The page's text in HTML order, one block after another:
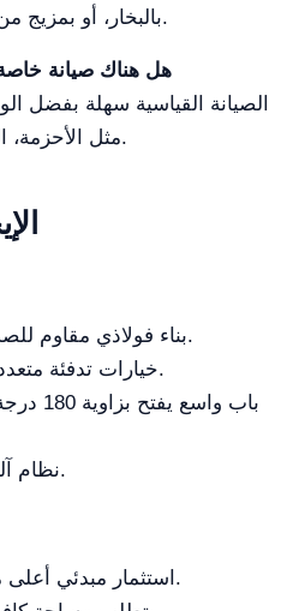
بالبخار، أو بمزيج من الكهرباء والبخار، أو الفحم.
2. هل هناك صيانة
الصيانة القياسية سهلة بفضل
مثل الأحزمة، التي يمكن استبدالها بسرعة.
بناء فولاذي مقاوم للصدأ قوي يضمن المتانة.
خيارات تدفئة متعددة توفر مرونة تشغيل.
باب
نظام آلي مزود بميزات أمان.
استثمار مبدئي أعلى مقارنة بوحدات أصغر.